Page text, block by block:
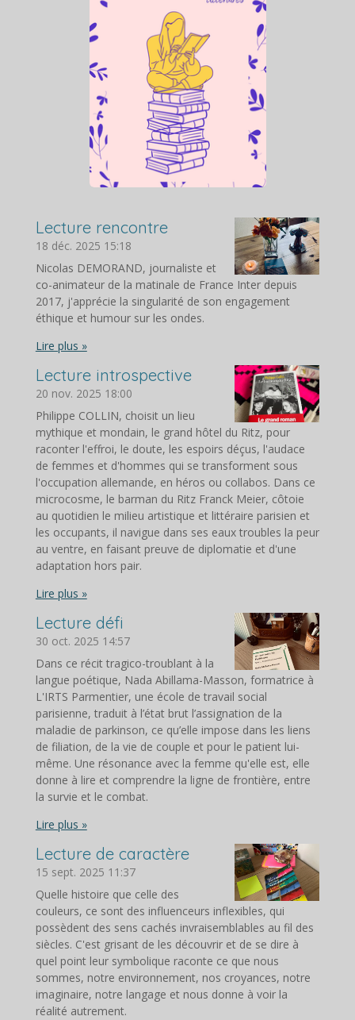
Lecture rencontre
18 déc. 2025 15:18
Nicolas DEMORAND, journaliste et
co-animateur de la matinale de France Inter depuis
2017, j'apprécie la singularité de son engagement
éthique et humour sur les ondes.
Lire plus »
Lecture introspective
20 nov. 2025 18:00
Philippe COLLIN, choisit un lieu
mythique et mondain, le grand hôtel du Ritz, pour
raconter l'effroi, le doute, les espoirs déçus, l'audace
de femmes et d'hommes qui se transforment sous
l'occupation allemande, en héros ou collabos. Dans ce
microcosme, le barman du Ritz Franck Meier, côtoie
au quotidien le milieu artistique et littéraire parisien et
les occupants, il navigue dans ses eaux troubles la peur
au ventre, en faisant preuve de diplomatie et d'une
adaptation hors pair.
Lire plus »
Lecture défi
30 oct. 2025 14:57
Dans ce récit tragico-troublant à la
langue poétique, Nada Abillama-Masson, formatrice à
L'IRTS Parmentier, une école de travail social
parisienne, traduit à l’état brut l’assignation de la
maladie de parkinson, ce qu’elle impose dans les liens
de filiation, de la vie de couple et pour le patient lui-
même. Une résonance avec la femme qu'elle est, elle
donne à lire et comprendre la ligne de frontière, entre
la survie et le combat.
Lire plus »
Lecture de caractère
15 sept. 2025 11:37
Quelle histoire que celle des
couleurs, ce sont des influenceurs inflexibles, qui
possèdent des sens cachés invraisemblables au fil des
siècles. C'est grisant de les découvrir et de se dire à
quel point leur symbolique raconte ce que nous
sommes, notre environnement, nos croyances, notre
imaginaire, notre langage et nous donne à voir la
réalité autrement.